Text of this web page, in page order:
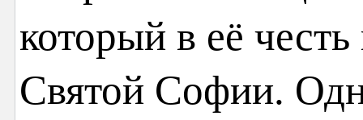
который в её
Святой Софии.